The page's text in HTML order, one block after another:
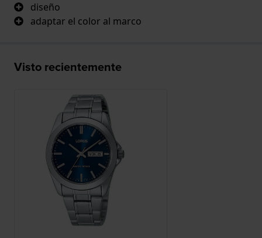
diseño
adaptar el color al marco
Visto recientemente